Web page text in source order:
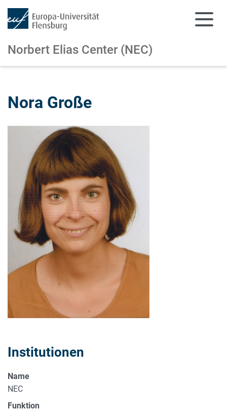
Norbert Elias Center (NEC)
Nora Große
Institutionen
Name
NEC
Funktion